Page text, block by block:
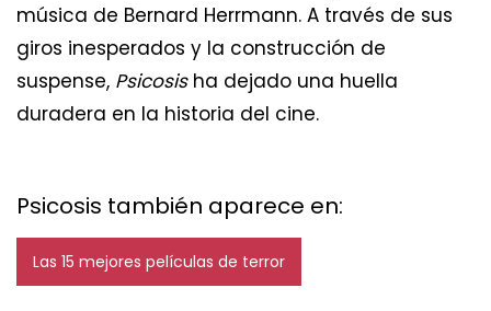
música de Bernard Herrmann. A través de sus
giros inesperados y la construcción de
suspense, Psicosisha dejado una huella
duradera en la historia del cine.
Psicosis también aparece en:
Las 15 mejores películas de terror